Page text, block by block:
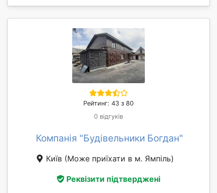
Рейтинг: 43 з 80
0 відгуків
Компанія "Будівельники Богдан"
Київ (Може приїхати в м. Ямпіль)
Реквізити підтверджені